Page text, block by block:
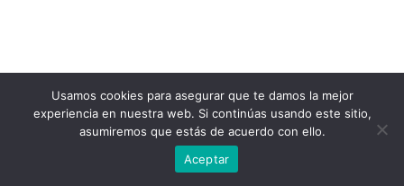
Usamos cookies para asegurar que te damos la mejor
experiencia en nuestra web. Si continúas usando este sitio,
asumiremos que estás de acuerdo con ello.
Aceptar